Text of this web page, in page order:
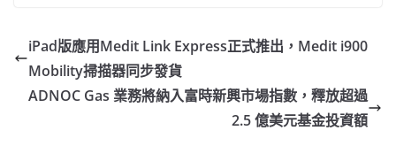
iPad版應用Medit Link Express正式推出，Medit i900
Mobility掃描器同步發貨
ADNOC Gas 業務將納入富時新興市場指數，釋放超過
2.5 億美元基金投資額